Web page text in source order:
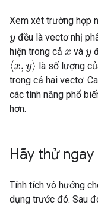
Xem xét trường hợp
yđều là vectơ nhị
hiện trong cả x vày
⟨x,y ⟩
là số lượng
trong cả hai vectơ.
các tính năng phổ
hơn.
Hãy thử ngay
Tính tích vô hướng
dụng trước đó. Sau